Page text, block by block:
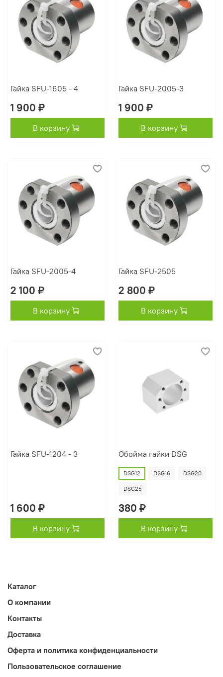
Гайка SFU-1605 - 4
1 900 ₽
В корзину
Гайка SFU-2005-3
1 900 ₽
В корзину
Гайка SFU-2005-4
2 100 ₽
В корзину
Гайка SFU-2505
2 800 ₽
В корзину
Гайка SFU-1204 - 3
1 600 ₽
В корзину
Обойма гайки DSG
DSG12 DSG16 DSG20
DSG25
380 ₽
В корзину
Каталог
О компании
Контакты
Доставка
Оферта и политика конфиденциальности
Пользовательское соглашение